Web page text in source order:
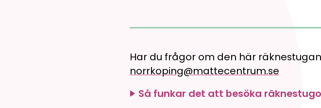
Har du frågor om den här
norrkoping@mattecentrum.se
Så funkar det att besöka